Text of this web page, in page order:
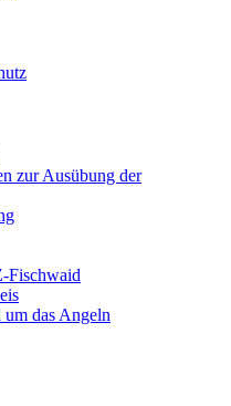
zur Ausübung der
Fischwaid
das Angeln